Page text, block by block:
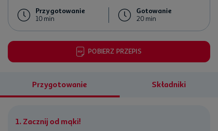
Przygotowanie
10 min
Gotowanie
20 min
POBIERZ PRZEPIS
Przygotowanie Składniki
1. Zacznij od mąki!